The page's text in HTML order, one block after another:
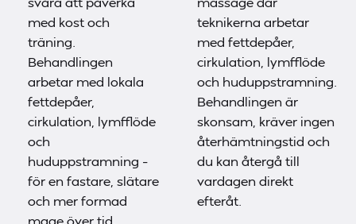
med kost och
träning.
Behandlingen
arbetar med lokala
fettdepåer,
cirkulation, lymfflöde
och
huduppstramning –
för en fastare, slätare
och mer formad
mage över tid.
teknikerna arbetar
med fettdepåer,
cirkulation, lymfflöde
och huduppstramning.
Behandlingen är
skonsam, kräver ingen
återhämtningstid och
du kan återgå till
vardagen direkt
efteråt.